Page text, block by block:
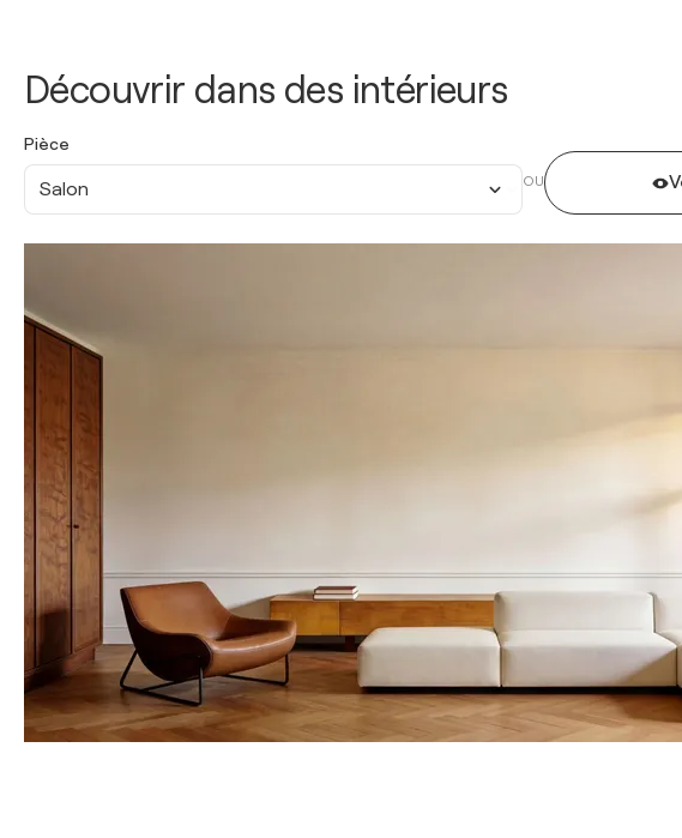
Découvrir dans des intérieurs
Pièce
Salon OU